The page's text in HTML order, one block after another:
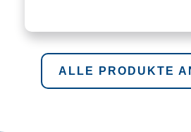
ALLE PRODUKTE